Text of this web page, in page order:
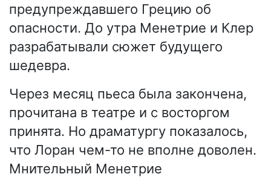
предупреждавшего Грецию об
опасности. До утра Менетрие и Клер
разрабатывали сюжет будущего
шедевра.
Через месяц пьеса была закончена,
прочитана в театре и с восторгом
принята. Но драматургу показалось,
что Лоран чем-то не вполне доволен.
Мнительный Менетрие